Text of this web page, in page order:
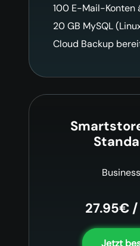
100 E-Mail-Konten
20 GB MySQL
Cloud Backup
27.95€